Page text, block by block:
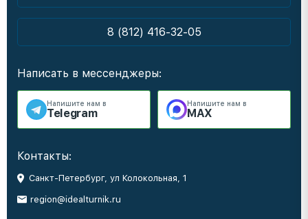
8 (812) 416-32-05
Написать в мессенджеры:
Напишите нам в
Telegram
Напишите нам в
MAX
Контакты:
Санкт-Петербург, ул Колокольная, 1
region@idealturnik.ru